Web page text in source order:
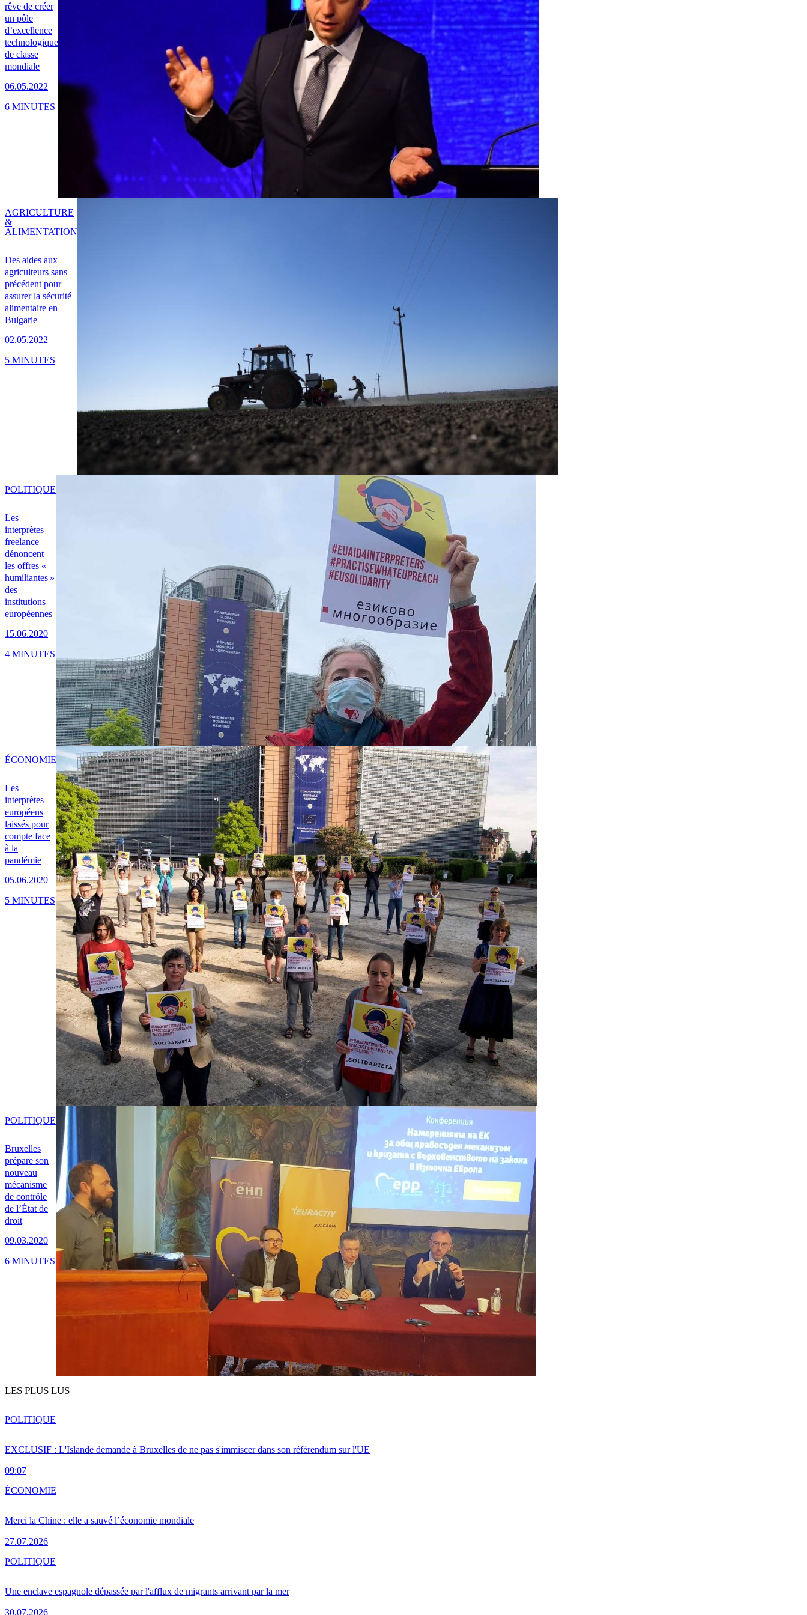
rêve de créer
un pôle
d’excellence
technologique
de classe
mondiale
06.05.2022
6 MINUTES
Des aides aux
agriculteurs sans
précédent pour
assurer la sécurité
alimentaire en
Bulgarie
02.05.2022
AGRICULTURE
&
ALIMENTATION
5 MINUTES
Les
interprètes
freelance
dénoncent
les offres «
humiliantes »
des
institutions
européennes
15.06.2020
POLITIQUE
4 MINUTES
Les
interprètes
européens
laissés pour
compte face
à la
pandémie
05.06.2020
ÉCONOMIE
5 MINUTES
Bruxelles
prépare son
nouveau
mécanisme
de contrôle
de l’État de
droit
09.03.2020
POLITIQUE
6 MINUTES
LES PLUS LUS
EXCLUSIF : L'Islande demande à Bruxelles de ne pas s'immiscer dans son référendum sur l'UE
09:07
POLITIQUE
Merci la Chine : elle a sauvé l’économie mondiale
27.07.2026
ÉCONOMIE
Une enclave espagnole dépassée par l'afflux de migrants arrivant par la mer
30.07.2026
POLITIQUE